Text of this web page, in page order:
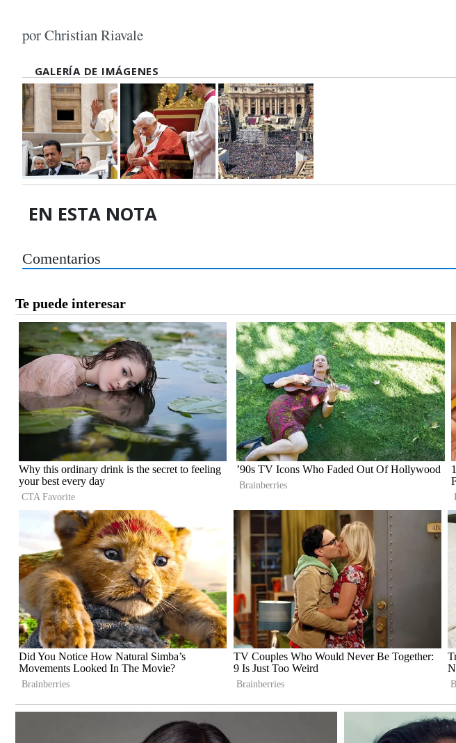
por Christian Riavale
GALERÍA DE IMÁGENES
EN ESTA NOTA
Comentarios